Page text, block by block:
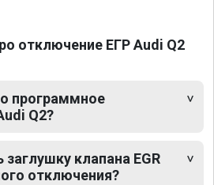
отключение ЕГР Audi Q2
программное
Q2?
клапана EGR
отключения?